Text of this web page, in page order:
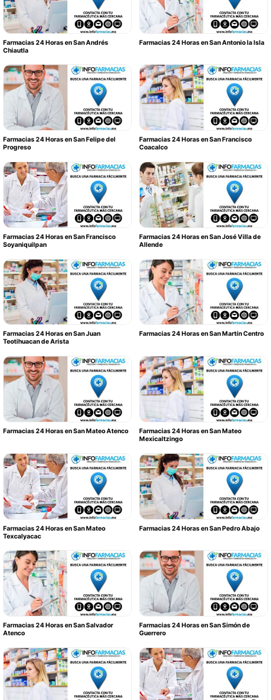
Farmacias 24 Horas en San Andrés
Chiautla
Farmacias 24 Horas en San Antonio la Isla
Farmacias 24 Horas en San Felipe del
Progreso
Farmacias 24 Horas en San Francisco
Coacalco
Farmacias 24 Horas en San Francisco
Soyaniquilpan
Farmacias 24 Horas en San José Villa de
Allende
Farmacias 24 Horas en San Juan
Teotihuacan de Arista
Farmacias 24 Horas en San Martín Centro
Farmacias 24 Horas en San Mateo Atenco
Farmacias 24 Horas en San Mateo
Mexicaltzingo
Farmacias 24 Horas en San Mateo
Texcalyacac
Farmacias 24 Horas en San Pedro Abajo
Farmacias 24 Horas en San Salvador
Atenco
Farmacias 24 Horas en San Simón de
Guerrero